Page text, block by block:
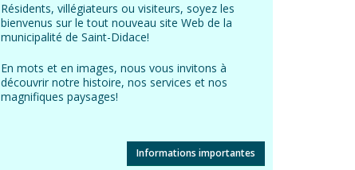
Résidents, villégiateurs ou visiteurs, soyez les
bienvenus sur le tout nouveau site Web de la
municipalité de Saint-Didace!
En mots et en images, nous vous invitons à
découvrir notre histoire, nos services et nos
magnifiques paysages!
Informations importantes